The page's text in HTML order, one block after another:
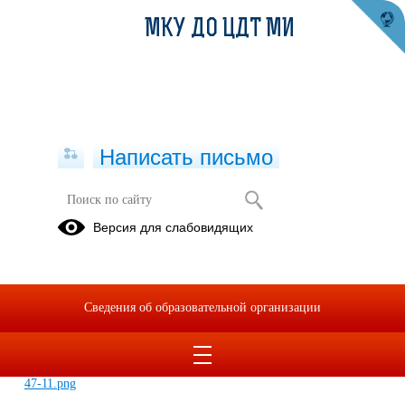
Онлайн- мастер - класс по
прикладному искусству адыгов
Ccылка на видео
МКУ ДО ЦДТ МИ
Написать письмо
Версия для слабовидящих
Сведения об образовательной организации